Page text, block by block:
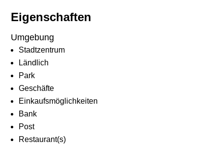
Eigenschaften
Umgebung
Stadtzentrum
Ländlich
Park
Geschäfte
Einkaufsmöglichkeiten
Bank
Post
Restaurant(s)